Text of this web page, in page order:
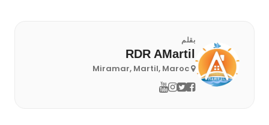
بقلم
RDR AMartil